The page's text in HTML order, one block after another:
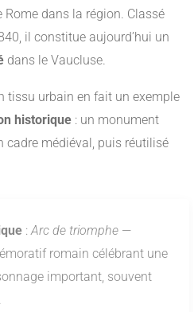
dans la région. Classé
il constitue aujourd’hui un
dans le Vaucluse.
tissu urbain en fait un exemple
historique : un monument
cadre médiéval, puis réutilisé
:Arc de triomphe —
romain célébrant une
important, souvent